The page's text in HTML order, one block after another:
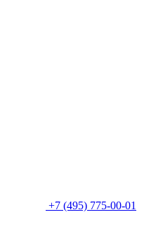
+7 (495) 775-00-01